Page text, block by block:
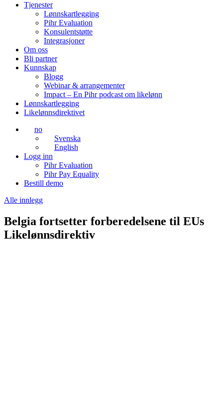
Tjenester
Lønnskartlegging
Pihr Evaluation
Konsulentstøtte
Integrasjoner
Om oss
Bli partner
Kunnskap
Blogg
Webinar & arrangementer
Impact – En Pihr podcast om likelønn
Lønnskartlegging
Likelønnsdirektivet
no
Svenska
English
Logg inn
Pihr Evaluation
Pihr Pay Equality
Bestill demo
Alle innlegg
Belgia fortsetter forberedelsene til EUs
Likelønnsdirektiv